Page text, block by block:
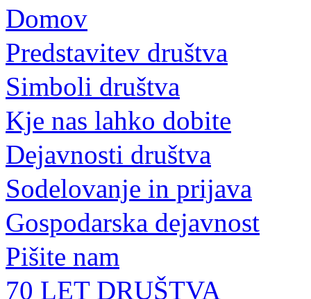
Domov
Predstavitev društva
Simboli društva
Kje nas lahko dobite
Dejavnosti društva
Sodelovanje in prijava
Gospodarska dejavnost
Pišite nam
70 LET DRUŠTVA